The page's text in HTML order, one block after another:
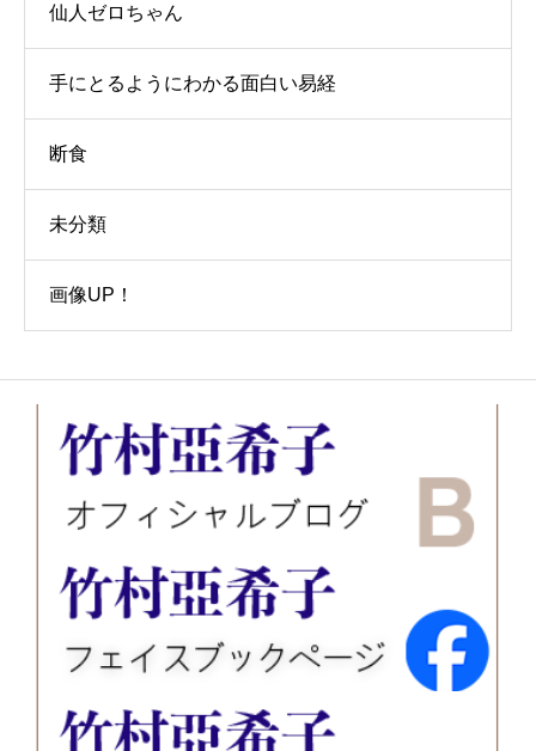
仙人ゼロちゃん
手にとるようにわかる面白い易経
断食
未分類
画像UP！